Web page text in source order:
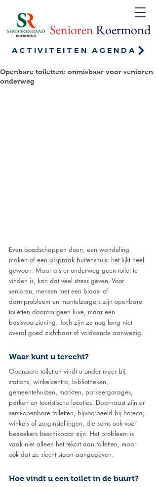
SeniorenRoermond
ACTIVITEITEN AGENDA
Openbare toiletten: onmisbaar voor senioren
onderweg
Even boodschappen doen, een wandeling
maken of een afspraak buitenshuis: het lijkt heel
gewoon. Maar als er onderweg geen toilet te
vinden is, kan dat veel stress geven. Voor
senioren, mensen met een blaas- of
darmprobleem en mantelzorgers zijn openbare
toiletten daarom geen luxe, maar een
basisvoorziening. Toch zijn ze nog lang niet
overal goed zichtbaar of voldoende aanwezig.
Waar kunt u terecht?
Openbare toiletten vindt u onder meer bij
stations, winkelcentra, bibliotheken,
gemeentehuizen, markten, parkeergarages,
parken en toeristische locaties. Daarnaast zijn er
semi-openbare toiletten, bijvoorbeeld bij horeca,
winkels of zorginstellingen, die soms ook voor
bezoekers beschikbaar zijn. Het probleem is
vaak niet alleen het tekort aan toiletten, maar
ook dat ze slecht staan aangegeven.
Hoe vindt u een toilet in de buurt?